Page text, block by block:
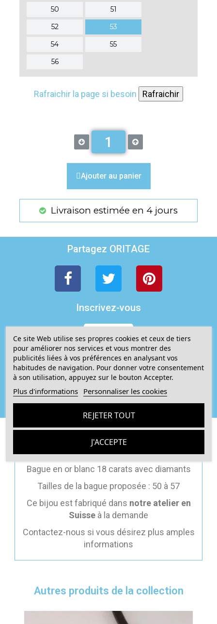
50
51
52
53
54
55
56
Rafraichir la page si besoin Rafraichir
Ajouter au panier
Livraison estimée en 4 jours
Partagez ORITAGE
Inscrivez-vous
ICI
Ajoutez à la liste des souhaits
Détails du produit
Bague en or blanc 18 carats avec diamants
Tailles de la bague proposée : 50 à 57
Ce bijou est fabriqué dans notre atelier en
Suisse à la demande
Contactez-nous si vous désirez plus amples
informations
Autres produits de la collection
Ce site Web utilise ses propres cookies et ceux de tiers
pour améliorer nos services et vous montrer des
publicités liées à vos préférences en analysant vos
habitudes de navigation. Pour donner votre consentement
à son utilisation, appuyez sur le bouton Accepter.
Plus d'informations Personnaliser les cookies
REJETER TOUT
J'ACCEPTE